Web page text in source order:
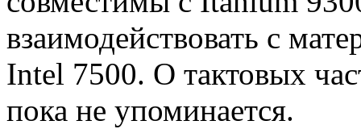
взаимодействовать с
Intel 7500. О тактовых
пока не упоминается.